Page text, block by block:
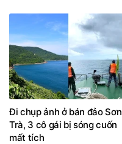
Đi chụp ảnh ở bán đảo Sơn
Trà, 3 cô gái bị sóng cuốn
mất tích